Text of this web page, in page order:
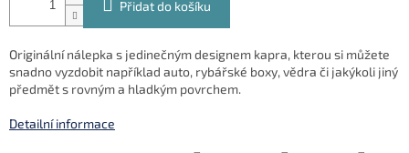
Přidat do košíku
Originální nálepka s jedinečným designem kapra, kterou si můžete
snadno vyzdobit například auto, rybářské boxy, vědra či jakýkoli jiný
předmět s rovným a hladkým povrchem.
Detailní informace